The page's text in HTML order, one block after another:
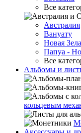
Все
Австралия
Вануату
Новая
Папуа -
Все
Альбомы и
кольцевым